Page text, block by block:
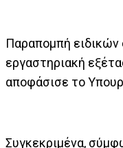
Παραπομπή
εργαστηριακή
αποφάσισε το
Συγκεκριμένα,